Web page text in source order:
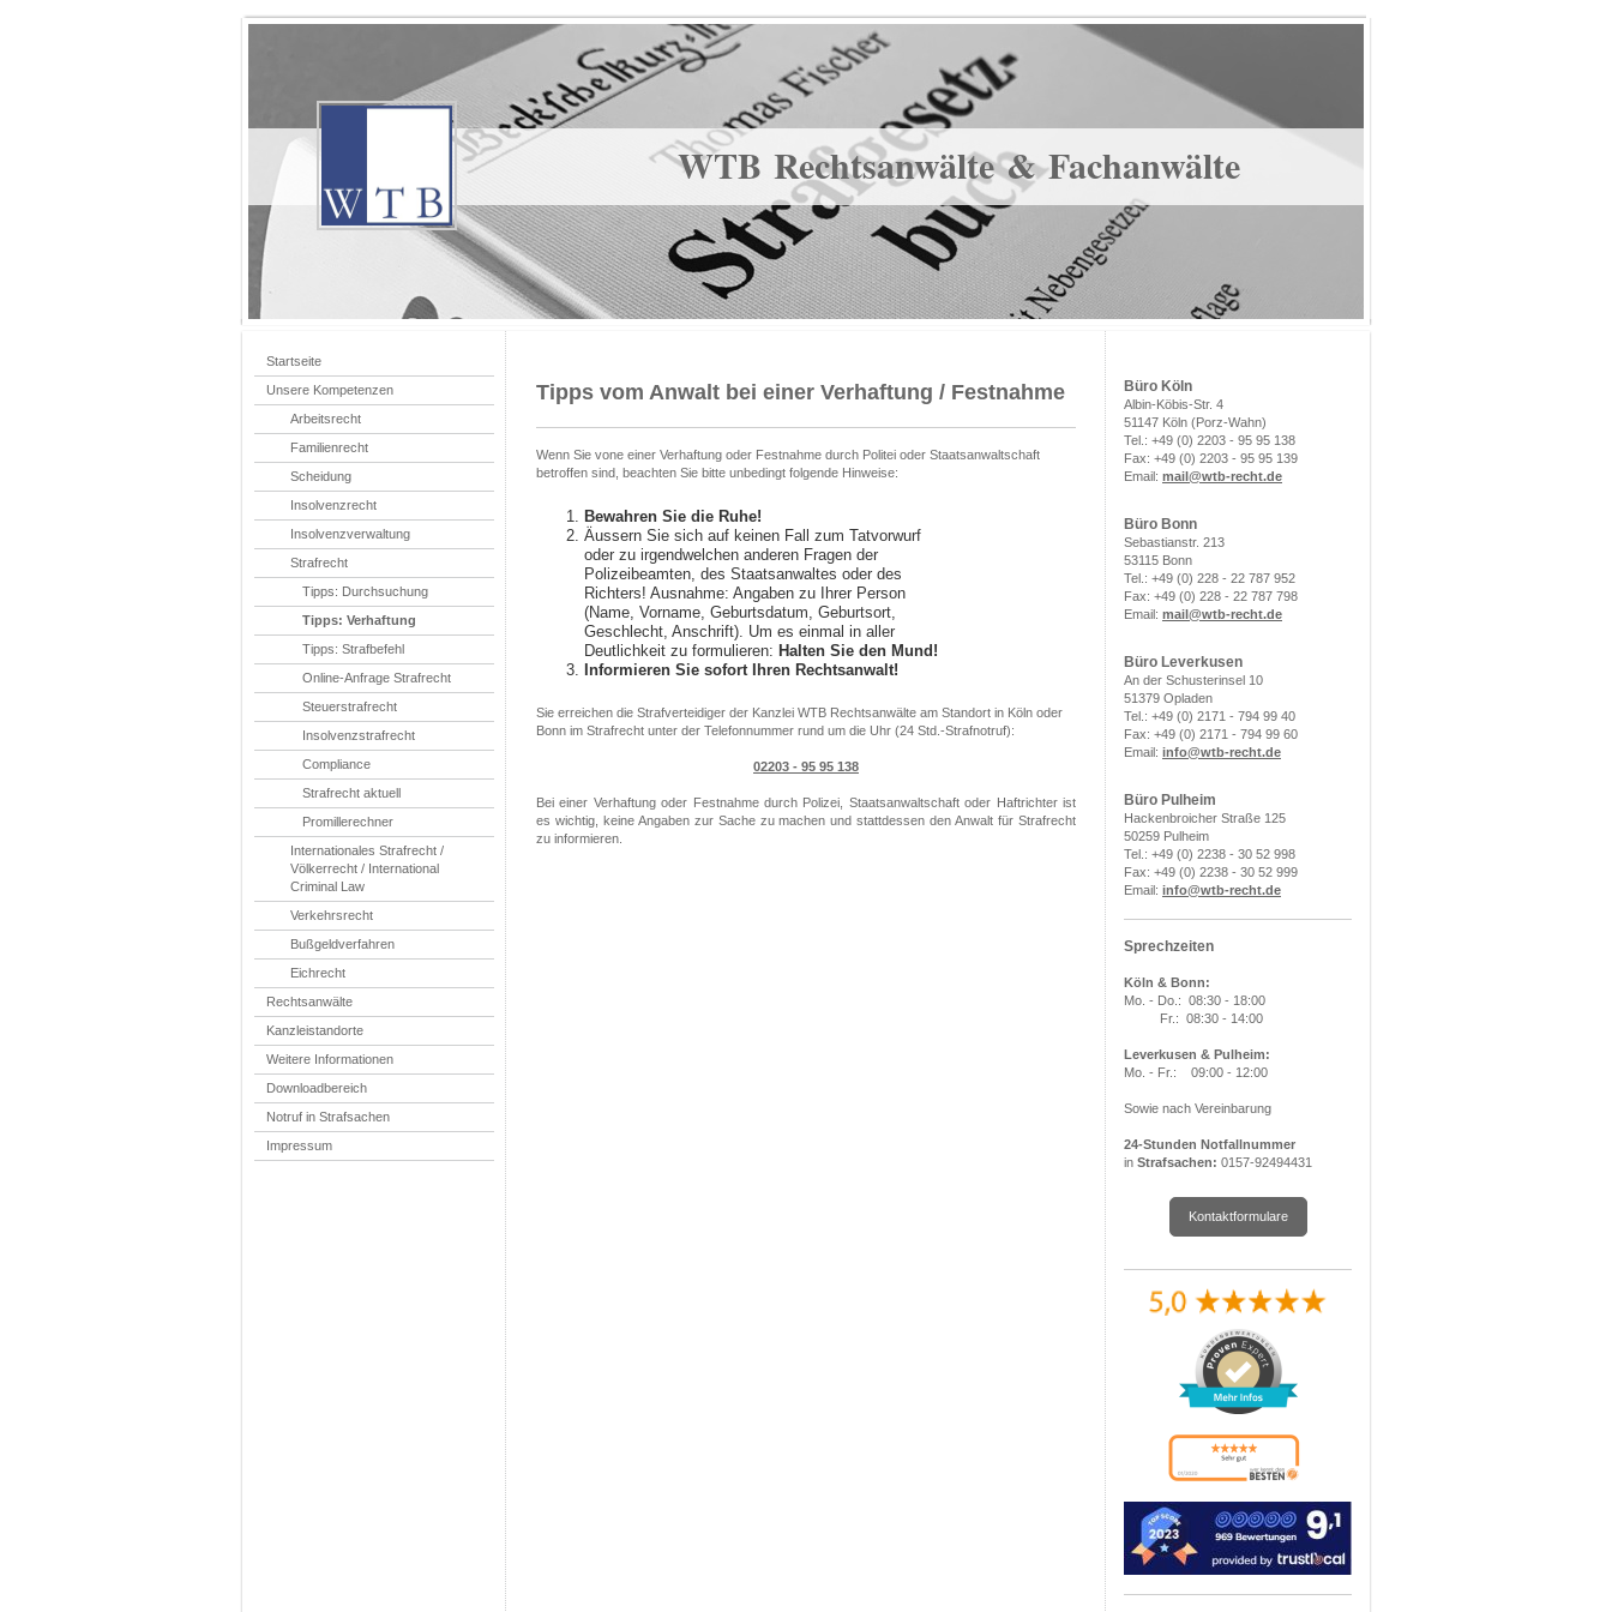
WTB Rechtsanwälte & Fachanwälte
Startseite
Unsere Kompetenzen
Arbeitsrecht
Familienrecht
Scheidung
Insolvenzrecht
Insolvenzverwaltung
Strafrecht
Tipps: Durchsuchung
Tipps: Verhaftung
Tipps: Strafbefehl
Online-Anfrage Strafrecht
Steuerstrafrecht
Insolvenzstrafrecht
Compliance
Strafrecht aktuell
Promillerechner
Internationales Strafrecht /
Völkerrecht / International
Criminal Law
Verkehrsrecht
Bußgeldverfahren
Eichrecht
Rechtsanwälte
Kanzleistandorte
Weitere Informationen
Downloadbereich
Notruf in Strafsachen
Impressum
Tipps vom Anwalt bei einer Verhaftung / Festnahme
Wenn Sie vone einer Verhaftung oder Festnahme durch Politei oder Staatsanwaltschaft
betroffen sind, beachten Sie bitte unbedingt folgende Hinweise:
Bewahren Sie die Ruhe!
Äussern Sie sich auf keinen Fall zum Tatvorwurf
oder zu irgendwelchen anderen Fragen der
Polizeibeamten, des Staatsanwaltes oder des
Richters! Ausnahme: Angaben zu Ihrer Person
(Name, Vorname, Geburtsdatum, Geburtsort,
Geschlecht, Anschrift). Um es einmal in aller
Deutlichkeit zu formulieren: Halten Sie den Mund!
Informieren Sie sofort Ihren Rechtsanwalt!
Sie erreichen die Strafverteidiger der Kanzlei WTB Rechtsanwälte am Standort in Köln oder
Bonn im Strafrecht unter der Telefonnummer rund um die Uhr (24 Std.-Strafnotruf):
02203 - 95 95 138
Bei einer Verhaftung oder Festnahme durch Polizei, Staatsanwaltschaft oder Haftrichter ist
es wichtig, keine Angaben zur Sache zu machen und stattdessen den Anwalt für Strafrecht
zu informieren.
Büro Köln
Albin-Köbis-Str. 4
51147 Köln (Porz-Wahn)
Tel.: +49 (0) 2203 - 95 95 138
Fax: +49 (0) 2203 - 95 95 139
Email: mail@wtb-recht.de
Büro Bonn
Sebastianstr. 213
53115 Bonn
Tel.: +49 (0) 228 - 22 787 952
Fax: +49 (0) 228 - 22 787 798
Email: mail@wtb-recht.de
Büro Leverkusen
An der Schusterinsel 10
51379 Opladen
Tel.: +49 (0) 2171 - 794 99 40
Fax: +49 (0) 2171 - 794 99 60
Email: info@wtb-recht.de
Büro Pulheim
Hackenbroicher Straße 125
50259 Pulheim
Tel.: +49 (0) 2238 - 30 52 998
Fax: +49 (0) 2238 - 30 52 999
Email: info@wtb-recht.de
Sprechzeiten
Köln & Bonn:
Mo. - Do.: 08:30 - 18:00
Fr.: 08:30 - 14:00
Leverkusen & Pulheim:
Mo. - Fr.: 09:00 - 12:00
Sowie nach Vereinbarung
24-Stunden Notfallnummer
in Strafsachen: 0157-92494431
Kontaktformulare